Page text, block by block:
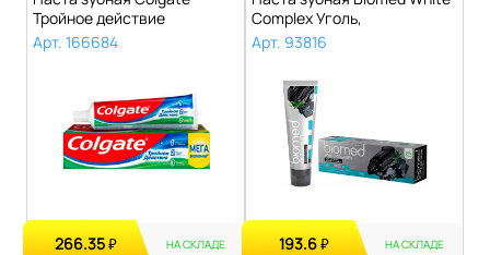
Тройное действие
Натуральная мята,..
Арт. 166684
266.35₽ НА СКЛАДЕ
Complex Уголь,
антибактериаль..
Арт. 93816
193.6₽ НА СКЛАДЕ